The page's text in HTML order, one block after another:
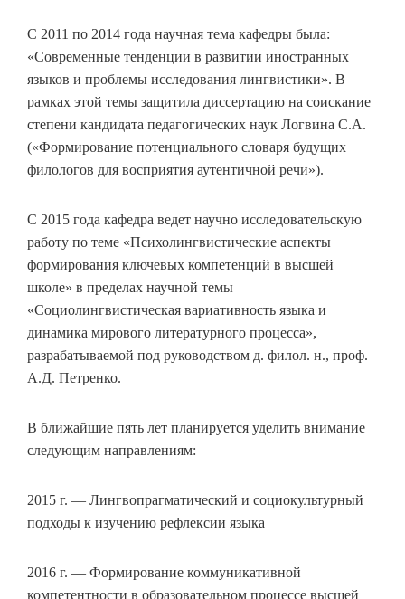
С 2011 по 2014 года научная тема кафедры была:
«Современные тенденции в развитии иностранных
языков и проблемы исследования лингвистики». В
рамках этой темы защитила диссертацию на соискание
степени кандидата педагогических наук Логвина С.А.
(«Формирование потенциального словаря будущих
филологов для восприятия аутентичной речи»).
С 2015 года кафедра ведет научно исследовательскую
работу по теме «Психолингвистические аспекты
формирования ключевых компетенций в высшей
школе» в пределах научной темы
«Социолингвистическая вариативность языка и
динамика мирового литературного процесса»,
разрабатываемой под руководством д. филол. н., проф.
А.Д. Петренко.
В ближайшие пять лет планируется уделить внимание
следующим направлениям:
2015 г. — Лингвопрагматический и социокультурный
подходы к изучению рефлексии языка
2016 г. — Формирование коммуникативной
компетентности в образовательном процессе высшей